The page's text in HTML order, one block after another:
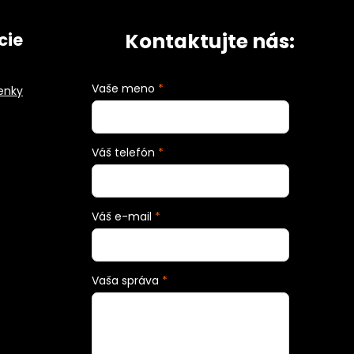
Kontaktujte nás:
Vaše meno *
Váš telefón *
Váš e-mail *
Vaša správa *